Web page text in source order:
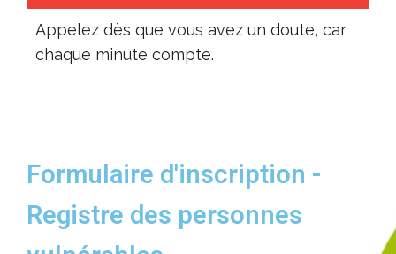
Appelez dès que vous avez un doute, car
chaque minute compte.
Formulaire d'inscription -
Registre des personnes